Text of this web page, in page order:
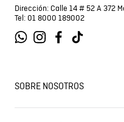
Dirección: Calle 14 # 52 A 372
Tel: 01 8000 189002
SOBRE NOSOTROS
Encuentra tu tienda